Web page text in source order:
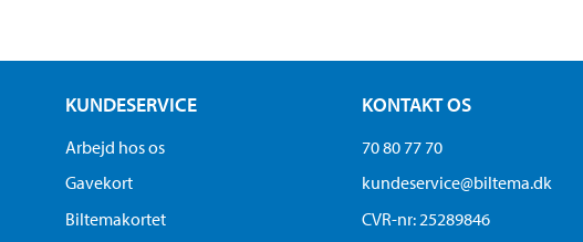
KUNDESERVICE
Arbejd hos os
Gavekort
Biltemakortet
KONTAKT OS
70 80 77 70
kundeservice@biltema.dk
CVR-nr: 25289846